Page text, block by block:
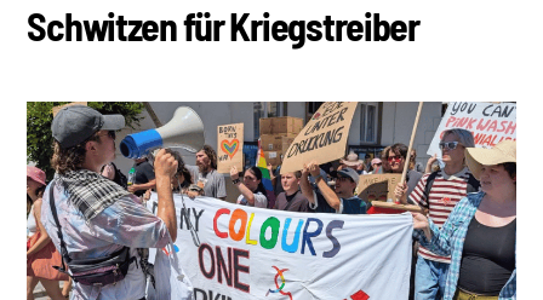
Schwitzen für Kriegstreiber